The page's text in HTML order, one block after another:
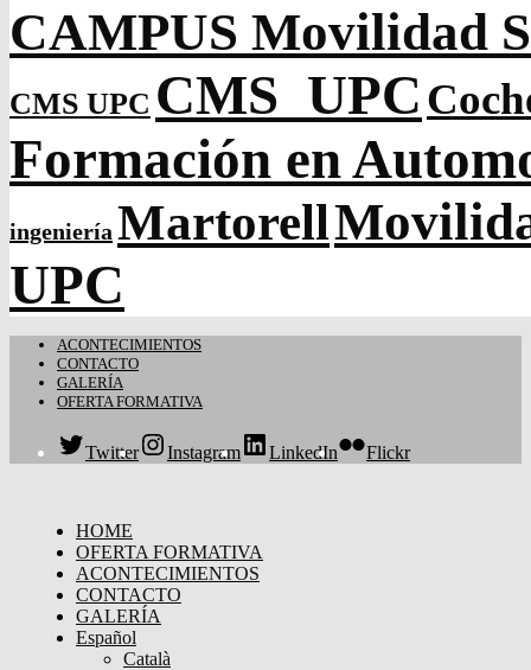
CAMPUS Movilidad
CMS UPC CMS_UPC
Formación en
ingeniería Martorell
UPC
ACONTECIMIENTOS
CONTACTO
GALERÍA
OFERTA FORMATIVA
Twitter Instagram LinkedIn Flickr
HOME
OFERTA FORMATIVA
ACONTECIMIENTOS
CONTACTO
GALERÍA
Español
Català